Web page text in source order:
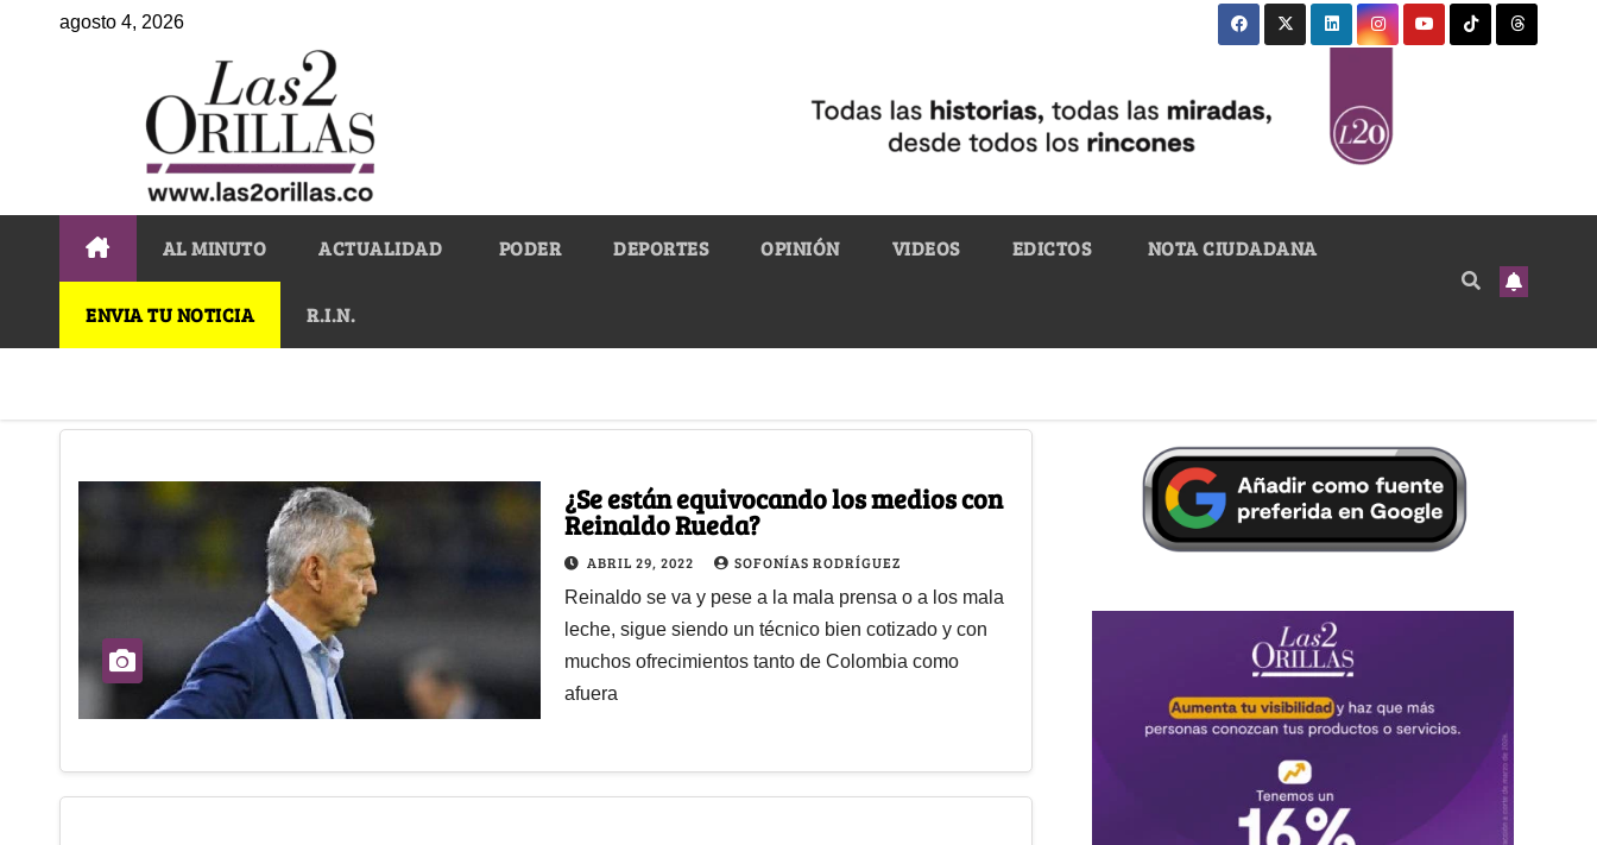
agosto 4, 2026
AL MINUTO ACTUALIDAD PODER DEPORTES OPINIÓN VIDEOS EDICTOS NOTA CIUDADANA
ENVIA TU NOTICIA R.I.N.
¿Se están equivocando los medios con
Reinaldo Rueda?
ABRIL 29, 2022 SOFONÍAS RODRÍGUEZ
Reinaldo se va y pese a la mala prensa o a los mala
leche, sigue siendo un técnico bien cotizado y con
muchos ofrecimientos tanto de Colombia como
afuera